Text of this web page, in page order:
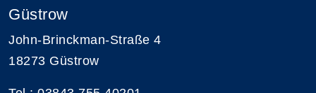
Güstrow
John-Brinckman-Straße 4
18273 Güstrow